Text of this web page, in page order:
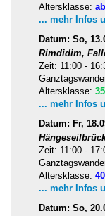
Altersklasse:
... mehr Infos
Datum: So,
Rimdidim,
Zeit: 11:00 -
Altersklasse:
... mehr Infos
Datum: Fr,
Zeit: 11:00 -
Altersklasse:
... mehr Infos
Datum: So,